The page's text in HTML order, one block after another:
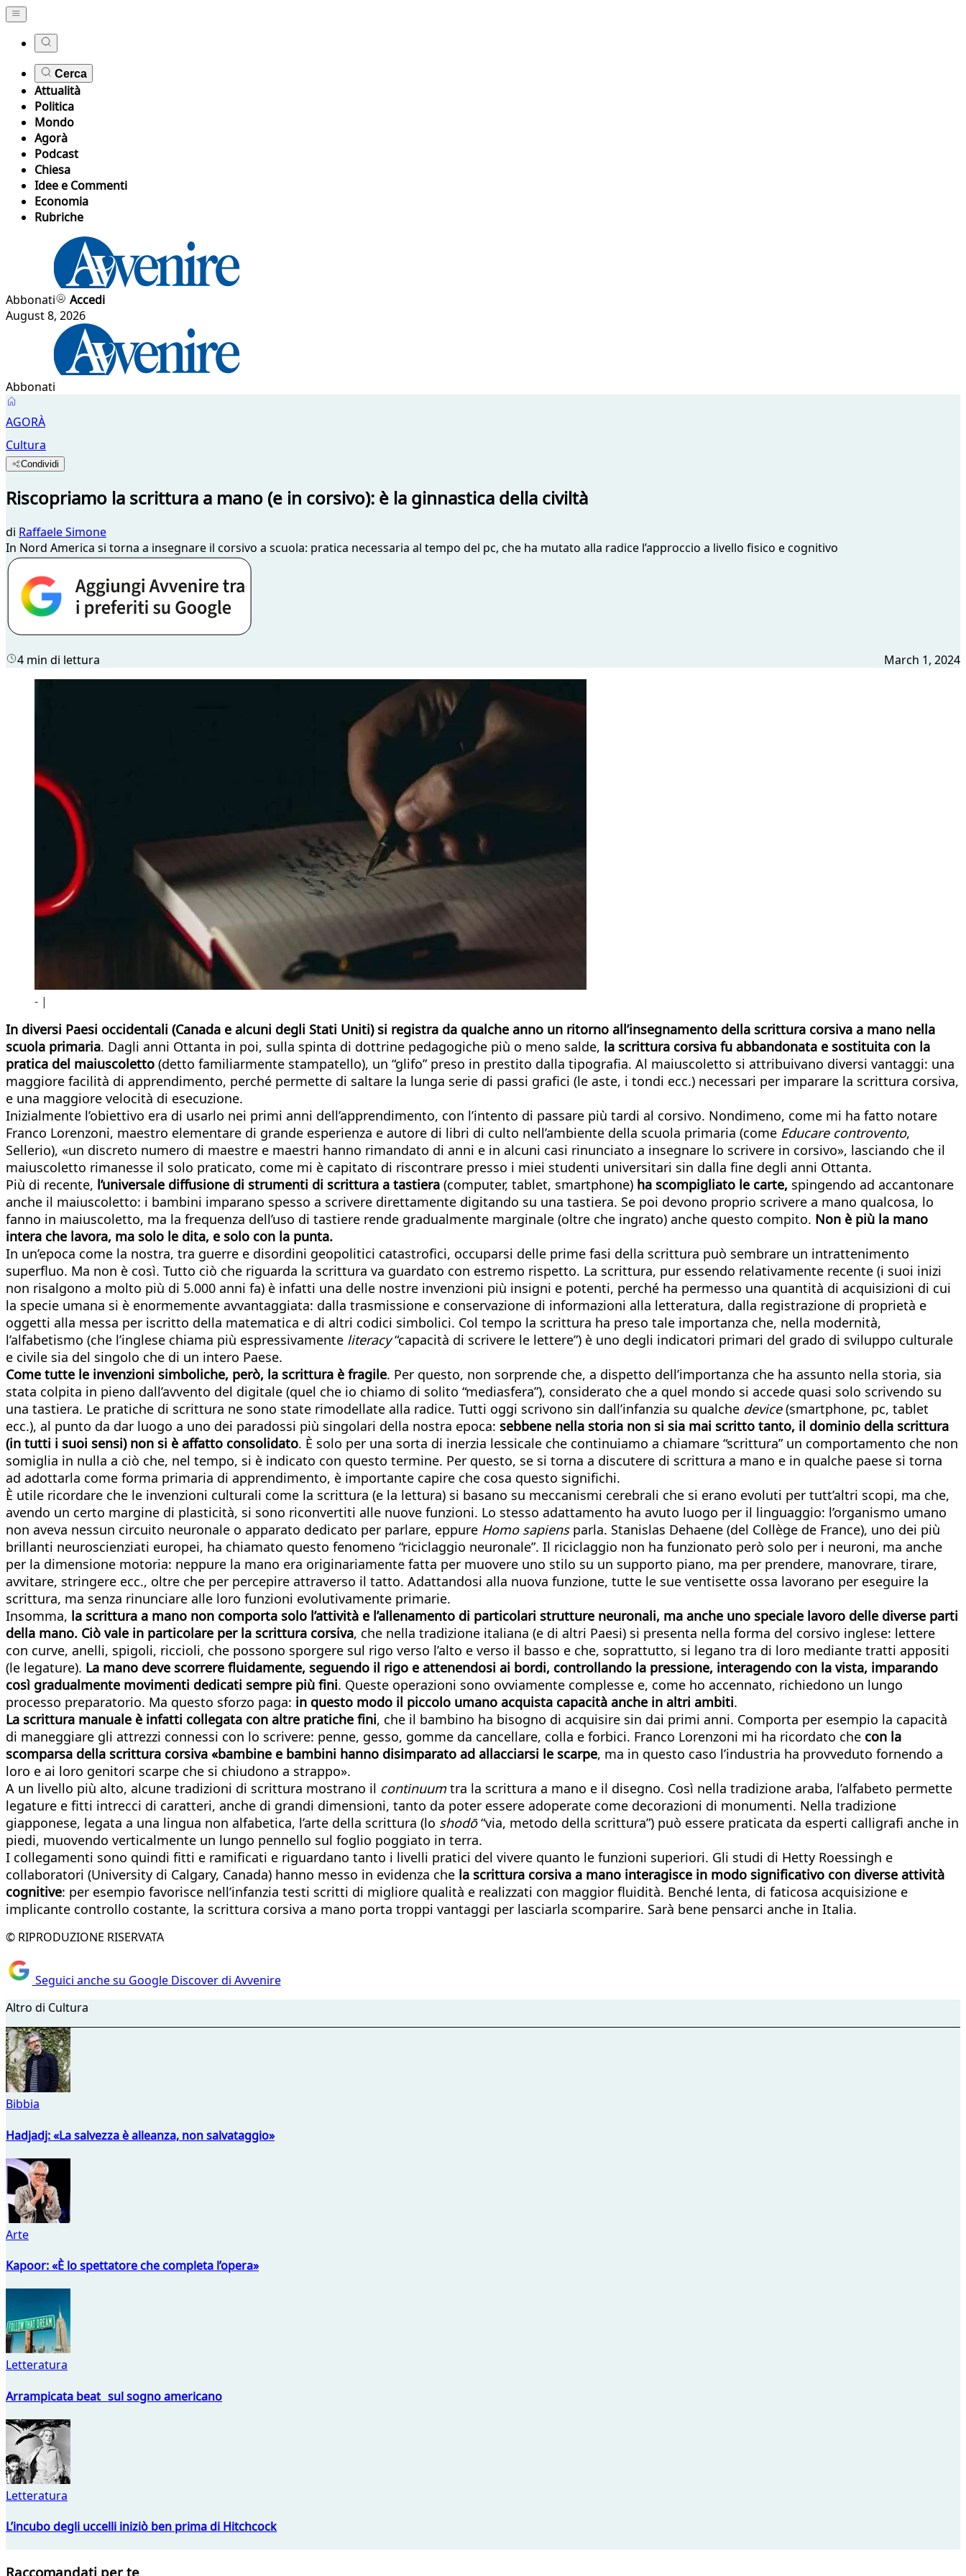
Cerca
Attualità
Politica
Mondo
Agorà
Podcast
Chiesa
Idee e Commenti
Economia
Rubriche
Abbonati
Accedi
August 8, 2026
Abbonati
AGORÀ
Cultura
Condividi
Riscopriamo la scrittura a mano (e in corsivo): è la ginnastica della civiltà
di Raffaele Simone
In Nord America si torna a insegnare il corsivo a scuola: pratica necessaria al tempo del pc, che ha mutato alla radice l’approccio a livello fisico e cognitivo
4 min di lettura March 1, 2024
- |
In diversi Paesi occidentali (Canada e alcuni degli Stati Uniti) si registra da qualche anno un ritorno all’insegnamento della scrittura corsiva a mano nella
scuola primaria. Dagli anni Ottanta in poi, sulla spinta di dottrine pedagogiche più o meno salde, la scrittura corsiva fu abbandonata e sostituita con la
pratica del maiuscoletto (detto familiarmente stampatello), un “glifo” preso in prestito dalla tipografia. Al maiuscoletto si attribuivano diversi vantaggi: una
maggiore facilità di apprendimento, perché permette di saltare la lunga serie di passi grafici (le aste, i tondi ecc.) necessari per imparare la scrittura corsiva,
e una maggiore velocità di esecuzione.
Inizialmente l’obiettivo era di usarlo nei primi anni dell’apprendimento, con l’intento di passare più tardi al corsivo. Nondimeno, come mi ha fatto notare
Franco Lorenzoni, maestro elementare di grande esperienza e autore di libri di culto nell’ambiente della scuola primaria (come Educare controvento,
Sellerio), «un discreto numero di maestre e maestri hanno rimandato di anni e in alcuni casi rinunciato a insegnare lo scrivere in corsivo», lasciando che il
maiuscoletto rimanesse il solo praticato, come mi è capitato di riscontrare presso i miei studenti universitari sin dalla fine degli anni Ottanta.
Più di recente, l’universale diffusione di strumenti di scrittura a tastiera (computer, tablet, smartphone) ha scompigliato le carte, spingendo ad accantonare
anche il maiuscoletto: i bambini imparano spesso a scrivere direttamente digitando su una tastiera. Se poi devono proprio scrivere a mano qualcosa, lo
fanno in maiuscoletto, ma la frequenza dell’uso di tastiere rende gradualmente marginale (oltre che ingrato) anche questo compito. Non è più la mano
intera che lavora, ma solo le dita, e solo con la punta.
In un’epoca come la nostra, tra guerre e disordini geopolitici catastrofici, occuparsi delle prime fasi della scrittura può sembrare un intrattenimento
superfluo. Ma non è così. Tutto ciò che riguarda la scrittura va guardato con estremo rispetto. La scrittura, pur essendo relativamente recente (i suoi inizi
non risalgono a molto più di 5.000 anni fa) è infatti una delle nostre invenzioni più insigni e potenti, perché ha permesso una quantità di acquisizioni di cui
la specie umana si è enormemente avvantaggiata: dalla trasmissione e conservazione di informazioni alla letteratura, dalla registrazione di proprietà e
oggetti alla messa per iscritto della matematica e di altri codici simbolici. Col tempo la scrittura ha preso tale importanza che, nella modernità,
l’alfabetismo (che l’inglese chiama più espressivamente literacy“capacità di scrivere le lettere”) è uno degli indicatori primari del grado di sviluppo culturale
e civile sia del singolo che di un intero Paese.
Come tutte le invenzioni simboliche, però, la scrittura è fragile. Per questo, non sorprende che, a dispetto dell’importanza che ha assunto nella storia, sia
stata colpita in pieno dall’avvento del digitale (quel che io chiamo di solito “mediasfera”), considerato che a quel mondo si accede quasi solo scrivendo su
una tastiera. Le pratiche di scrittura ne sono state rimodellate alla radice. Tutti oggi scrivono sin dall’infanzia su qualche device(smartphone, pc, tablet
ecc.), al punto da dar luogo a uno dei paradossi più singolari della nostra epoca: sebbene nella storia non si sia mai scritto tanto, il dominio della scrittura
(in tutti i suoi sensi) non si è affatto consolidato. È solo per una sorta di inerzia lessicale che continuiamo a chiamare “scrittura” un comportamento che non
somiglia in nulla a ciò che, nel tempo, si è indicato con questo termine. Per questo, se si torna a discutere di scrittura a mano e in qualche paese si torna
ad adottarla come forma primaria di apprendimento, è importante capire che cosa questo significhi.
È utile ricordare che le invenzioni culturali come la scrittura (e la lettura) si basano su meccanismi cerebrali che si erano evoluti per tutt’altri scopi, ma che,
avendo un certo margine di plasticità, si sono riconvertiti alle nuove funzioni. Lo stesso adattamento ha avuto luogo per il linguaggio: l’organismo umano
non aveva nessun circuito neuronale o apparato dedicato per parlare, eppure Homo sapiensparla. Stanislas Dehaene (del Collège de France), uno dei più
brillanti neuroscienziati europei, ha chiamato questo fenomeno “riciclaggio neuronale”. Il riciclaggio non ha funzionato però solo per i neuroni, ma anche
per la dimensione motoria: neppure la mano era originariamente fatta per muovere uno stilo su un supporto piano, ma per prendere, manovrare, tirare,
avvitare, stringere ecc., oltre che per percepire attraverso il tatto. Adattandosi alla nuova funzione, tutte le sue ventisette ossa lavorano per eseguire la
scrittura, ma senza rinunciare alle loro funzioni evolutivamente primarie.
Insomma, la scrittura a mano non comporta solo l’attività e l’allenamento di particolari strutture neuronali, ma anche uno speciale lavoro delle diverse parti
della mano. Ciò vale in particolare per la scrittura corsiva, che nella tradizione italiana (e di altri Paesi) si presenta nella forma del corsivo inglese: lettere
con curve, anelli, spigoli, riccioli, che possono sporgere sul rigo verso l’alto e verso il basso e che, soprattutto, si legano tra di loro mediante tratti appositi
(le legature). La mano deve scorrere fluidamente, seguendo il rigo e attenendosi ai bordi, controllando la pressione, interagendo con la vista, imparando
così gradualmente movimenti dedicati sempre più fini. Queste operazioni sono ovviamente complesse e, come ho accennato, richiedono un lungo
processo preparatorio. Ma questo sforzo paga: in questo modo il piccolo umano acquista capacità anche in altri ambiti.
La scrittura manuale è infatti collegata con altre pratiche fini, che il bambino ha bisogno di acquisire sin dai primi anni. Comporta per esempio la capacità
di maneggiare gli attrezzi connessi con lo scrivere: penne, gesso, gomme da cancellare, colla e forbici. Franco Lorenzoni mi ha ricordato che con la
scomparsa della scrittura corsiva «bambine e bambini hanno disimparato ad allacciarsi le scarpe, ma in questo caso l’industria ha provveduto fornendo a
loro e ai loro genitori scarpe che si chiudono a strappo».
A un livello più alto, alcune tradizioni di scrittura mostrano il continuumtra la scrittura a mano e il disegno. Così nella tradizione araba, l’alfabeto permette
legature e fitti intrecci di caratteri, anche di grandi dimensioni, tanto da poter essere adoperate come decorazioni di monumenti. Nella tradizione
giapponese, legata a una lingua non alfabetica, l’arte della scrittura (lo shodō“via, metodo della scrittura”) può essere praticata da esperti calligrafi anche in
piedi, muovendo verticalmente un lungo pennello sul foglio poggiato in terra.
I collegamenti sono quindi fitti e ramificati e riguardano tanto i livelli pratici del vivere quanto le funzioni superiori. Gli studi di Hetty Roessingh e
collaboratori (University di Calgary, Canada) hanno messo in evidenza che la scrittura corsiva a mano interagisce in modo significativo con diverse attività
cognitive: per esempio favorisce nell’infanzia testi scritti di migliore qualità e realizzati con maggior fluidità. Benché lenta, di faticosa acquisizione e
implicante controllo costante, la scrittura corsiva a mano porta troppi vantaggi per lasciarla scomparire. Sarà bene pensarci anche in Italia.
© RIPRODUZIONE RISERVATA
Seguici anche su Google Discover di Avvenire
Altro di Cultura
Bibbia
Hadjadj: «La salvezza è alleanza, non salvataggio»
Arte
Kapoor: «È lo spettatore che completa l’opera»
Letteratura
Arrampicata beat sul sogno americano
Letteratura
L’incubo degli uccelli iniziò ben prima di Hitchcock
Raccomandati per te